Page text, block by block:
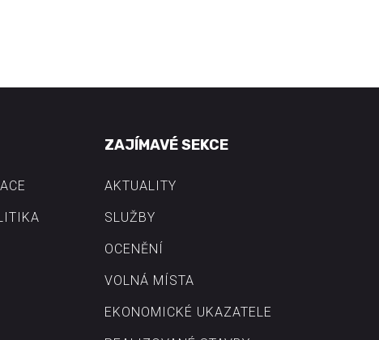
ZAJÍMAVÉ SEKCE
AKTUALITY
SLUŽBY
OCENĚNÍ
VOLNÁ MÍSTA
EKONOMICKÉ UKAZATELE